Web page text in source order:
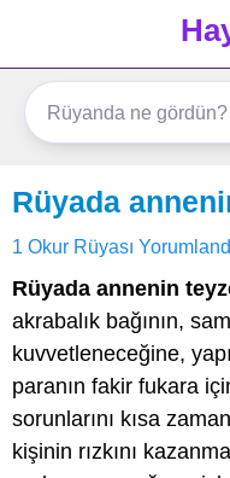
Rüyada
1 Okur Rüyası
Rüyada annenin
akrabalık bağının,
kuvvetleneceğine,
paranın fakir fukara
sorunlarını kısa
kişinin rızkını